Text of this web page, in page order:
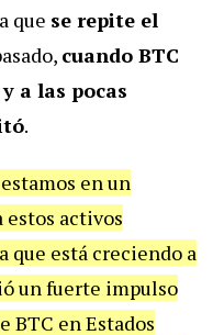
que se repite el
cuando BTC
a las pocas
.
en un
activos
que está creciendo a
un fuerte impulso
BTC en Estados